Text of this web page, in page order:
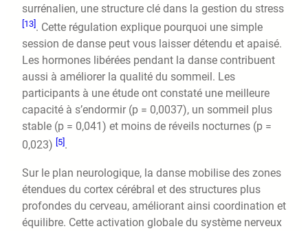
surrénalien, une structure clé dans la gestion du stress
[13] . Cette régulation explique pourquoi une simple
session de danse peut vous laisser détendu et apaisé.
Les hormones libérées pendant la danse contribuent
aussi à améliorer la qualité du sommeil. Les
participants à une étude ont constaté une meilleure
capacité à s’endormir (p = 0,0037), un sommeil plus
stable (p = 0,041) et moins de réveils nocturnes (p =
0,023) [5].
Sur le plan neurologique, la danse mobilise des zones
étendues du cortex cérébral et des structures plus
profondes du cerveau, améliorant ainsi coordination et
équilibre. Cette activation globale du système nerveux